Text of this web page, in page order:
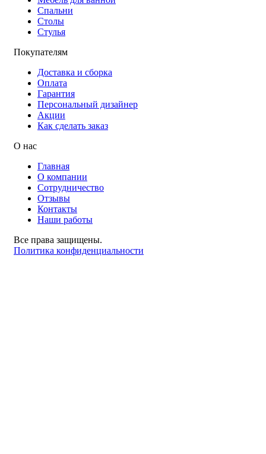
Спальни
Столы
Стулья
Покупателям
Доставка и сборка
Оплата
Гарантия
Персональный дизайнер
Акции
Как сделать заказ
О нас
Главная
О компании
Сотрудничество
Отзывы
Контакты
Наши работы
Все права защищены.
Политика конфиденциальности